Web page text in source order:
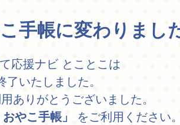
手帳に変わりまし
応援ナビ とことこは
了いたしました。
ありがとうございました。
やこ手帳」 をご利用ください